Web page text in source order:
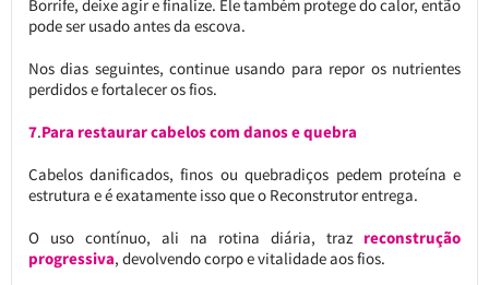
Borrife, deixe agir e finalize. Ele também protege do calor, então
pode ser usado antes da escova.
Nos dias seguintes, continue usando para repor os nutrientes
perdidos e fortalecer os fios.
7.Para restaurar cabelos com danos e quebra
Cabelos danificados, finos ou quebradiços pedem proteína e
estrutura e é exatamente isso que o Reconstrutor entrega.
O uso contínuo, ali na rotina diária, traz reconstrução
progressiva, devolvendo corpo e vitalidade aos fios.